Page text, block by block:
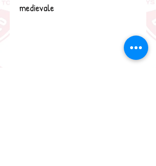
medievale